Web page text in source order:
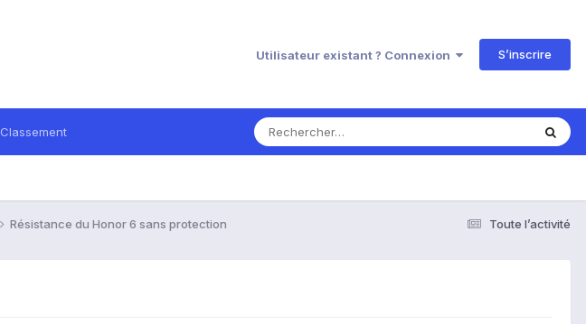
Utilisateur existant ? Connexion S’inscrire
Classement
Toute l’activité
Résistance du Honor 6 sans protection